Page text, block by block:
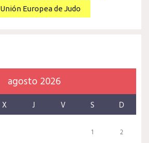
Unión Europea de Judo
agosto 2026
X J V S D
1 2